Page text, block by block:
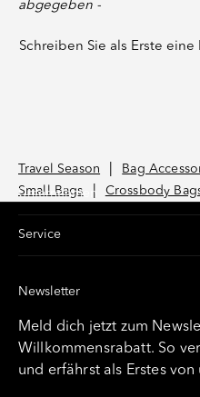
abgegeben -
Schreiben Sie als Erste
Travel Season Bag
Small Bags
Crossbody
Unternehmen
Service
Newsletter
Meld dich jetzt zum
Willkommensrabatt. So
und erfährst als Erstes